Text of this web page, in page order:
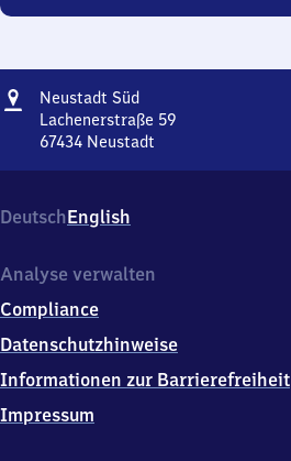
Adresse
Neustadt SüdNeustadt
Süd
Lachenerstraße 59
67434 Neustadt
Lachenerstraße
59,
7
3
4
DeutschEnglish
Analyse verwalten
Compliance
Datenschutzhinweise
Informationen zur Barrierefreiheit
Impressum